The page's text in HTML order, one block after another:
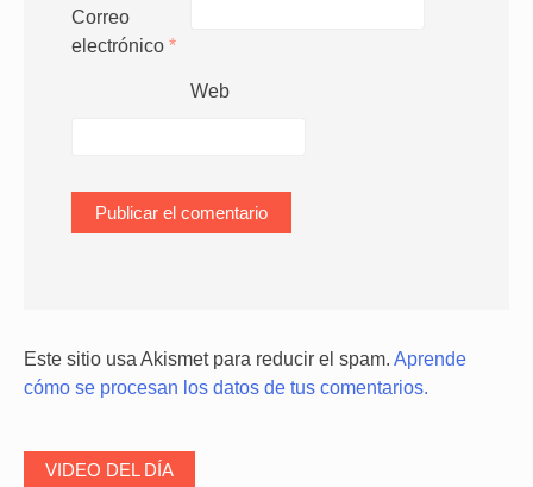
Correo
electrónico *
Web
Este sitio usa Akismet para reducir el spam. Aprende
cómo se procesan los datos de tus comentarios.
VIDEO DEL DÍA